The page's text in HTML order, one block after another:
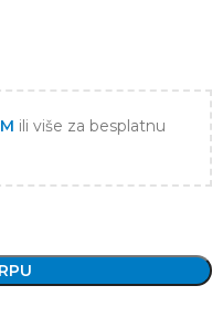
ili više za besplatnu